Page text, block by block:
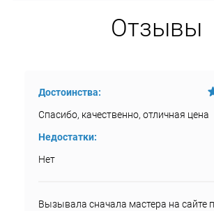
Отзывы
Достоинства:
Спасибо, качественно, отличная цена
Недостатки:
Нет
Вызывала сначала мастера на сайте